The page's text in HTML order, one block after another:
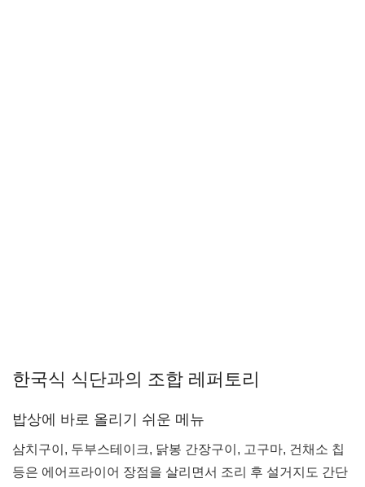
한국식 식단과의 조합 레퍼토리
밥상에 바로 올리기 쉬운 메뉴
삼치구이, 두부스테이크, 닭봉 간장구이, 고구마, 건채소 칩
등은 에어프라이어 장점을 살리면서 조리 후 설거지도 간단